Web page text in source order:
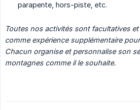
parapente, hors-piste, etc.
Toutes nos activités sont facultatives
comme expérience supplémentaire
Chacun organise et personnalise son
montagnes comme il le souhaite.